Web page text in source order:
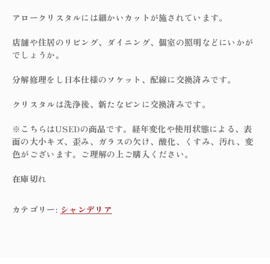
アロークリスタルには細かいカットが施されています。
店舗や住居のリビング、ダイニング、個室の照明などにいかが
でしょうか。
分解修理をし日本仕様のソケット、配線に交換済みです。
クリスタルは洗浄後、新たなピンに交換済みです。
※こちらはUSEDの商品です。経年変化や使用状態による、表
面の大小キズ、歪み、ガラスの欠け、酸化、くすみ、汚れ、変
色がございます。ご理解の上ご購入ください。
在庫切れ
カテゴリー: シャンデリア